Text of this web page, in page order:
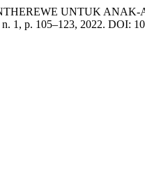
UNTUK
n. 1, p. 105–123, 2022. DOI: